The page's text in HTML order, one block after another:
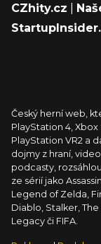
CZhity.cz
Český herní web,
PlayStation 4,
PlayStation VR2 a
dojmy z hraní,
podcasty,
ze sérií jako
Legend of Zelda,
Diablo, Stalker,
Legacy či FIFA.